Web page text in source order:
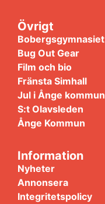
Övrigt
Bobergsgymnasiet
Bug Out Gear
Film och bio
Fränsta Simhall
Jul i Ånge kommun
S:t Olavsleden
Ånge Kommun
Information
Nyheter
Annonsera
Integritetspolicy